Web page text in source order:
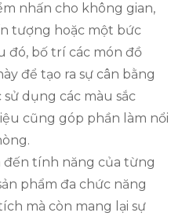
nhấn cho không gian,
tượng hoặc một bức
đó, bố trí các món đồ
để tạo ra sự cân bằng
dụng các màu sắc
cũng góp phần làm nổi
đến tính năng của từng
phẩm đa chức năng
mà còn mang lại sự